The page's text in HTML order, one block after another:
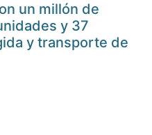
un millón de
y 37
y transporte de